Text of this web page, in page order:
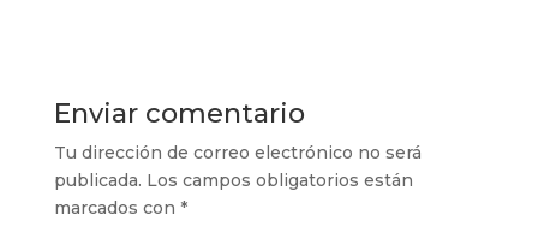
Enviar comentario
Tu dirección de correo electrónico no será
publicada. Los campos obligatorios están
marcados con *